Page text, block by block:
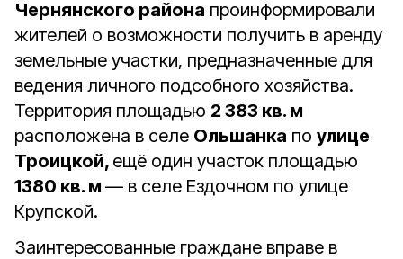
Чернянского района проинформировали
жителей о возможности получить в аренду
земельные участки, предназначенные для
ведения личного подсобного хозяйства.
Территория площадью 2 383 кв. м
расположена в селе Ольшанка по улице
Троицкой, ещё один участок площадью
1380 кв. м — в селе Ездочном по улице
Крупской.
Заинтересованные граждане вправе в